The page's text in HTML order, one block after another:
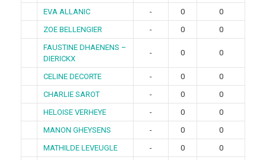
EVA ALLANIC
- 0
0
ZOE BELLENGIER
- 0
0
FAUSTINE DHAENENS –
DIERICKX
- 0 0
CELINE DECORTE - 0
0
CHARLIE SAROT
- 0
0
HELOISE VERHEYE
- 0
0
MANON GHEYSENS
- 0
0
MATHILDE LEVEUGLE
- 0
0